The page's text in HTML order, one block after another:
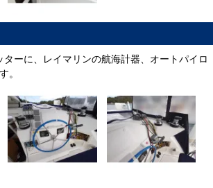
ターに、レイマリンの航海計器、オートパイロ
。